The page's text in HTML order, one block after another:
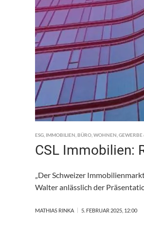
ESG IMMOBILIEN BÜRO WOHNEN GEWERBE
CSL Immobilien:
„Der Schweizer
Walter anlässlich der
MATHIAS RINKA 5. FEBRUAR 2025, 12:00